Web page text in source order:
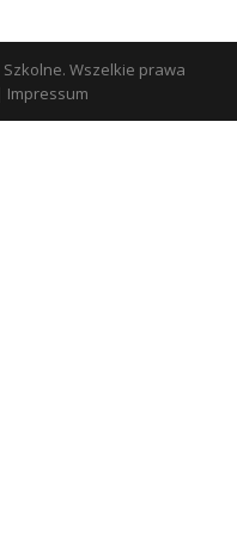
Wszelkie prawa
Impressum